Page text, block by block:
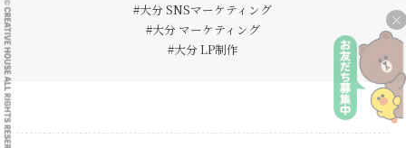
#大分 SNSマーケティング
#大分 マーケティング
#大分 LP制作
×